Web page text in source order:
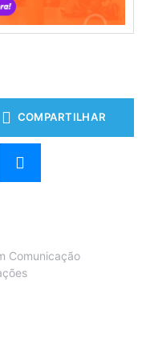
COMPARTILHAR
Comunicação